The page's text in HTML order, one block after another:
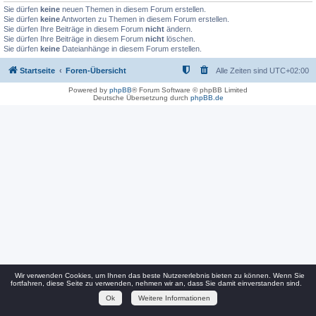
Sie dürfen keine neuen Themen in diesem Forum erstellen.
Sie dürfen keineAntworten zu Themen in diesem Forum erstellen.
Sie dürfen Ihre Beiträge in diesem Forum nicht ändern.
Sie dürfen Ihre Beiträge in diesem Forum nicht löschen.
Sie dürfen keine Dateianhänge in diesem Forum erstellen.
Startseite Foren-Übersicht Alle Zeiten sind UTC+02:00
Powered by phpBB® Forum Software © phpBB Limited
Deutsche Übersetzung durch phpBB.de
Wir verwenden Cookies, um Ihnen das beste Nutzererlebnis bieten zu können. Wenn Sie
fortfahren, diese Seite zu verwenden, nehmen wir an, dass Sie damit einverstanden sind.
Ok
Weitere Informationen